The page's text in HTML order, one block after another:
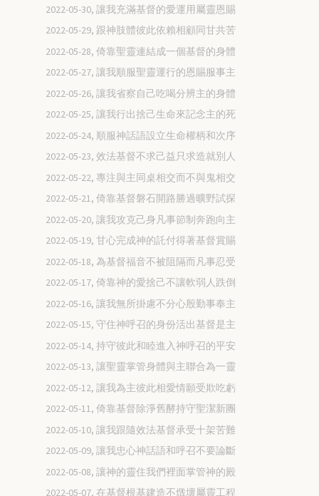
2022-05-30, 讓我充滿基督的愛運用屬靈恩賜
2022-05-29, 跟神肢體彼此依賴相顧同甘共苦
2022-05-28, 倚靠聖靈連結成一個基督的身體
2022-05-27, 讓我順服聖靈運行的恩賜服事主
2022-05-26, 讓我省察自己吃喝分辨主的身體
2022-05-25, 讓我行出捨己生命來記念主的死
2022-05-24, 順服神話語設立生命權柄和次序
2022-05-23, 效法基督不求己益只求造就別人
2022-05-22, 專注與主同桌相交而不與鬼相交
2022-05-21, 倚靠基督磐石開路勝過曠野試探
2022-05-20, 讓我攻克己身凡事節制奔跑向主
2022-05-19, 甘心完成神的託付得著基督賞賜
2022-05-18, 為基督福音不被阻隔而凡事忍受
2022-05-17, 倚靠神的愛捨己不讓軟弱人跌倒
2022-05-16, 讓我無所掛慮不分心殷勤事奉主
2022-05-15, 守住神呼召的身份活出基督是主
2022-05-14, 持守彼此和睦進入神呼召的平安
2022-05-13, 讓聖靈掌管身體與主聯合為一靈
2022-05-12, 讓我為主彼此相愛情願受欺吃虧
2022-05-11, 倚靠基督除淨舊酵持守聖潔新團
2022-05-10, 讓我跟隨效法基督承受十架苦難
2022-05-09, 讓我忠心神話語和呼召不要論斷
2022-05-08, 讓神的靈住我們裡面掌管神的殿
2022-05-07, 在基督根基建造不燬壞屬靈工程